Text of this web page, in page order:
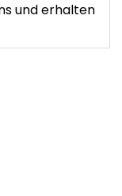
und erhalten